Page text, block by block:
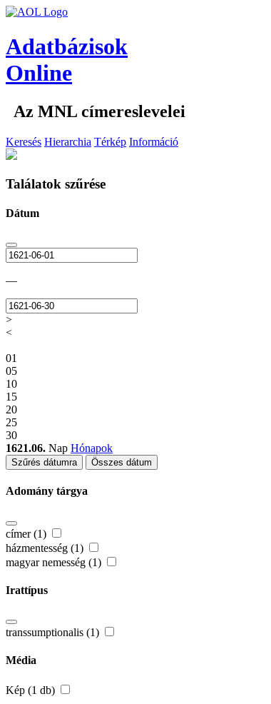
Adatbázisok
Online
Az MNL címereslevelei
Keresés Hierarchia Térkép Információ
Találatok szűrése
Dátum
—
>
<
01
05
10
15
20
25
30
1621.06. Nap Hónapok
Szűrés dátumra Összes dátum
Adomány tárgya
címer (1)
házmentesség (1)
magyar nemesség (1)
Irattípus
transsumptionalis (1)
Média
Kép (1 db)